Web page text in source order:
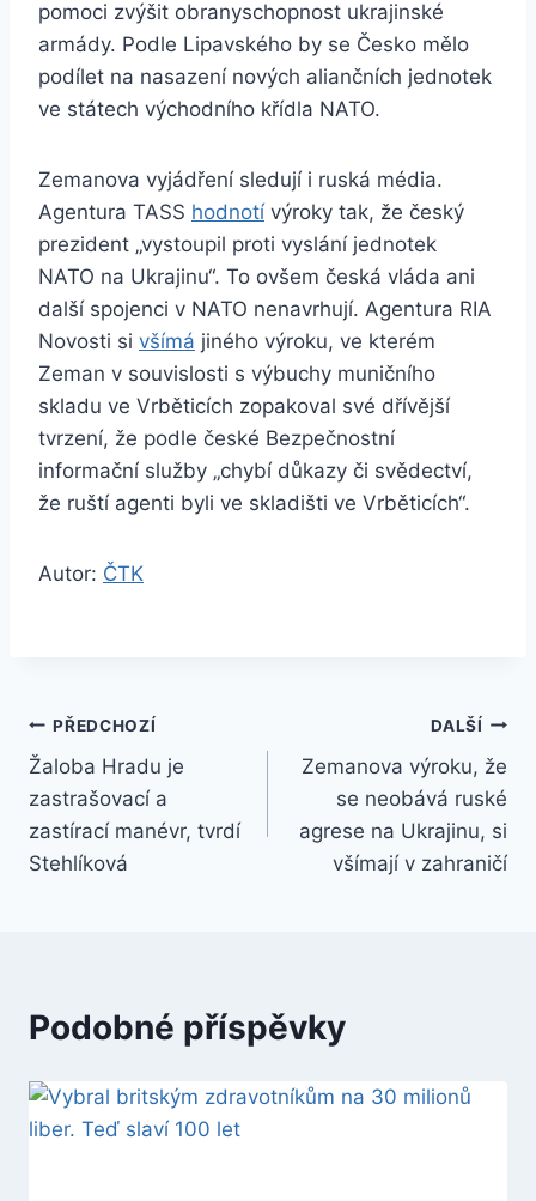
pomoci zvýšit obranyschopnost ukrajinské
armády. Podle Lipavského by se Česko mělo
podílet na nasazení nových aliančních jednotek
ve státech východního křídla NATO.
Zemanova vyjádření sledují i ruská média.
Agentura TASS hodnotí výroky tak, že český
prezident „vystoupil proti vyslání jednotek
NATO na Ukrajinu“. To ovšem česká vláda ani
další spojenci v NATO nenavrhují. Agentura RIA
Novosti si všímá jiného výroku, ve kterém
Zeman v souvislosti s výbuchy muničního
skladu ve Vrběticích zopakoval své dřívější
tvrzení, že podle české Bezpečnostní
informační služby „chybí důkazy či svědectví,
že ruští agenti byli ve skladišti ve Vrběticích“.
Autor: ČTK
Navigace
pro
příspěvek
PŘEDCHOZÍ
Žaloba Hradu je
zastrašovací a
zastírací manévr, tvrdí
Stehlíková
DALŠÍ
Zemanova výroku, že
se neobává ruské
agrese na Ukrajinu, si
všímají v zahraničí
Podobné příspěvky